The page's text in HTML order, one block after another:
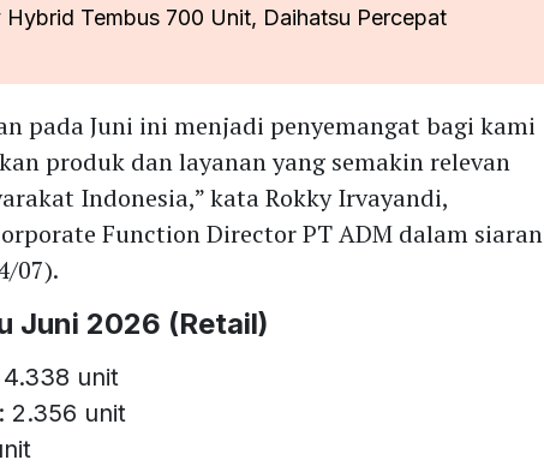
Hybrid Tembus 700 Unit, Daihatsu Percepat
pada Juni ini menjadi penyemangat bagi kami
produk dan layanan yang semakin relevan
Indonesia,” kata Rokky Irvayandi,
Function Director PT ADM dalam siaran
07).
Juni 2026 (Retail)
unit
2.356 unit